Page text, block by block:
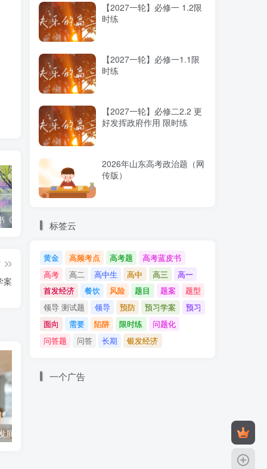
高考蓝皮书《高考研究报告（2025）》出版发行 12种选科组合优劣势
案
课后作业 高二政治必
【2027一轮】必修一 1.2限
时练
【2027一轮】必修一1.1限
时练
【2027一轮】必修二2.2 更
好发挥政府作用 限时练
2026年山东高考政治题（网
传版）
标签云
黄金 高频考点 高考题
高考蓝皮书
高考
高二 高中生 高中 高三
高一
首发经济
餐饮 风险 题目 题案
题型
领导 测试题
领导 预防 预习学案
预习
面向
需要 陷阱 限时练
问题化
问答题
问答 长期 银发经济
一个广告